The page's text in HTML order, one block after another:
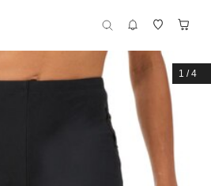
1 /4